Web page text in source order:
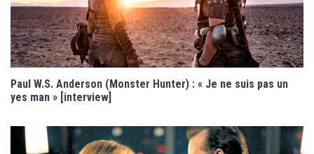
Paul W.S. Anderson (Monster Hunter) : « Je ne suis pas un
yes man » [interview]